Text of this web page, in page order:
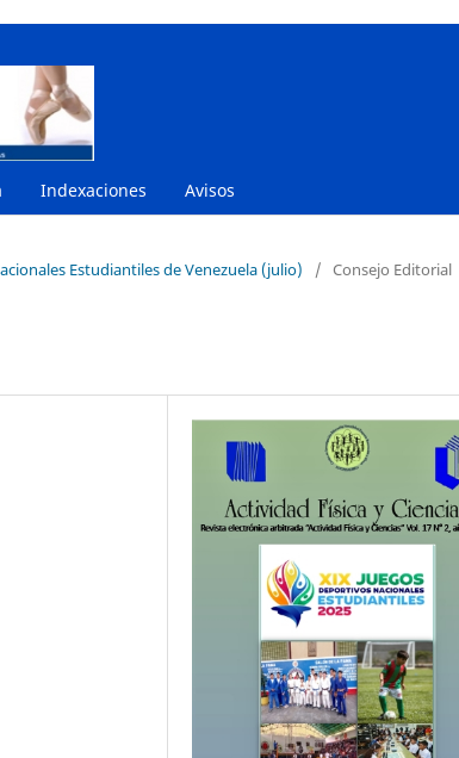
Indexaciones Avisos
Estudiantiles de Venezuela (julio) / Consejo Editorial